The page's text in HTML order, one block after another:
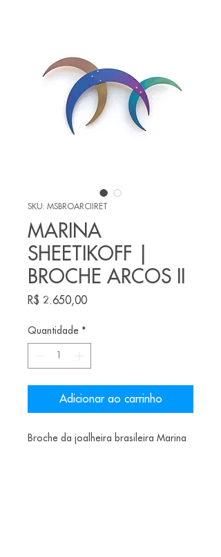
SKU: MSBROARCIIRET
MARINA
SHEETIKOFF |
BROCHE ARCOS II
R$ 2.650,00Preço
Quantidade *
Adicionar ao carrinho
Broche da joalheira brasileira Marina